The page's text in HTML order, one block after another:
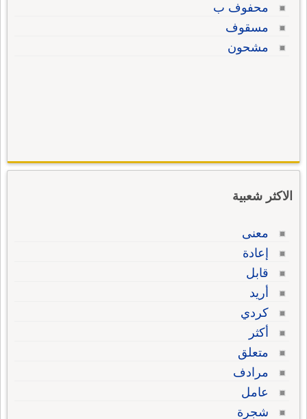
محفوف ب
مسقوف
مشحون
الاكثر شعبية
معنى
إعادة
قابل
أريد
كردي
أكثر
متعلق
مرادف
عامل
شجرة